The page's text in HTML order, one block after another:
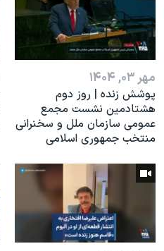
مهر ۰۳, ۱۴۰۴
پوشش زنده | روز دوم
هشتادمین نشست مجمع
عمومی سازمان ملل و سخنرانی
منتخب جمهوری اسلامی